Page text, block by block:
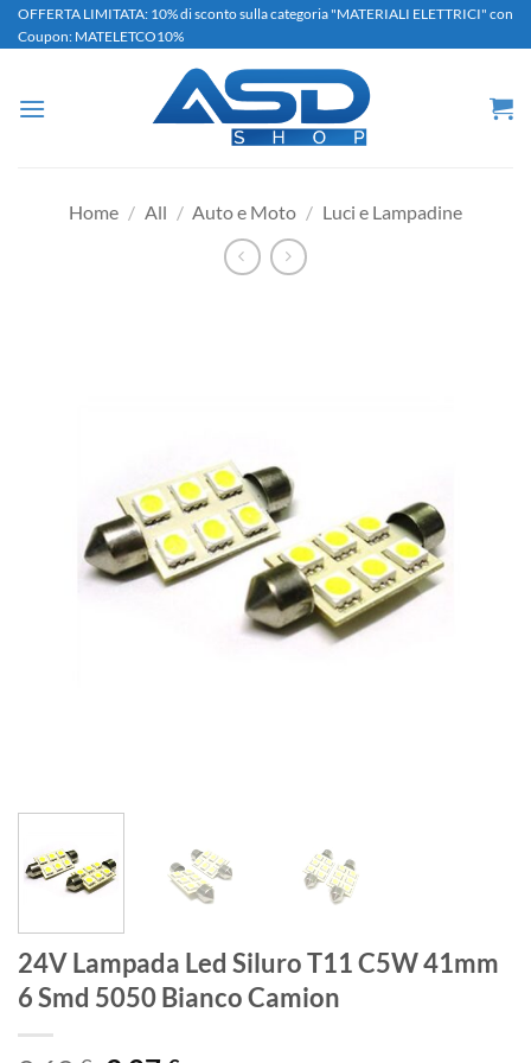
Salta
ai
OFFERTA LIMITATA: 10% di sconto sulla categoria "MATERIALI ELETTRICI" con
Coupon: MATELETCO10%
Home / All / Auto e Moto / Luci e Lampadine
24V Lampada Led Siluro T11 C5W 41mm
6 Smd 5050 Bianco Camion